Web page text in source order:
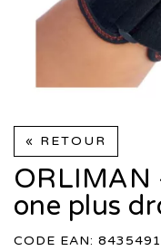
« RETOUR
ORLIMAN
one plus
CODE EAN: